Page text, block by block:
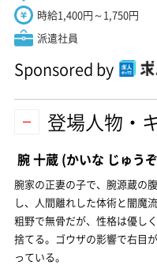
時給1,400円～1,750円
派遣社員
Sponsored by
登場人物・
腕 十蔵 (かいな じゅう
腕家の正妻の子で、腕源蔵の
し、人間離れした体術と闇魔
粗野で無骨だが、性格は優し
捨てる。ゴウザの影響で右目
っている。